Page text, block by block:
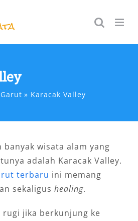
Garut Karacak Valley
wisata alam yang
adalah Karacak Valley.
terbaru ini memang
sekaligus healing.
rugi jika berkunjung ke